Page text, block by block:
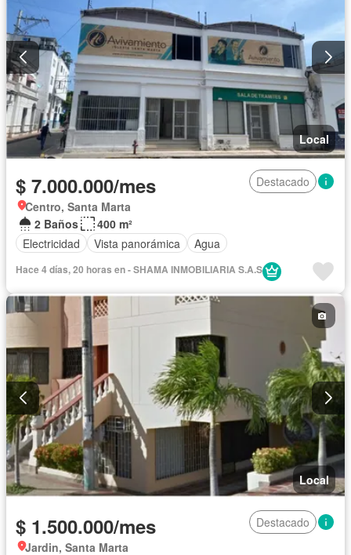
Local
$ 7.000.000/mes
Destacado
Centro, Santa Marta
2 Baños
400 m²
Electricidad
Vista panorámica Agua
Hace 4 días, 20 horas en - SHAMA INMOBILIARIA S.A.S
Local
$ 1.500.000/mes
Destacado
Jardin, Santa Marta